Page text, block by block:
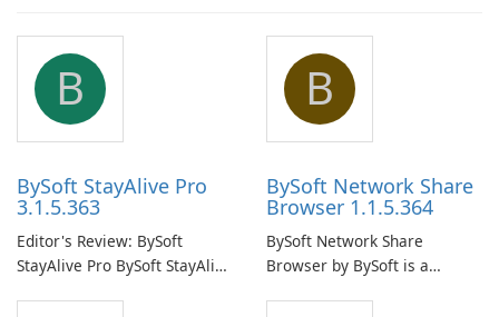
B
BySoft StayAlive Pro
3.1.5.363
Editor's Review: BySoft
StayAlive Pro BySoft StayAlive
B
BySoft Network Share
Browser 1.1.5.364
BySoft Network Share
Browser by BySoft is a